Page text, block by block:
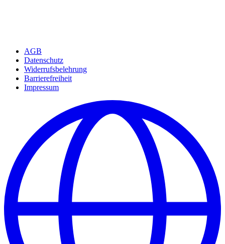
AGB
Datenschutz
Widerrufsbelehrung
Barrierefreiheit
Impressum